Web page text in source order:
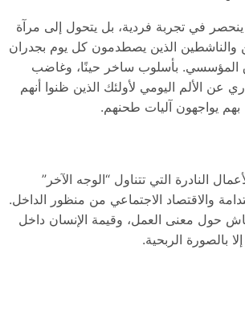
ينحصر في تجربة فردية، بل يتحول إلى مرآة
والناشطين الذين يصطدمون كل يوم بجدران
المؤسسي. بأسلوب ساخر حينًا، وغاضب
عن الألم اليومي لأولئك الذين ظنوا أنهم
بهم يواجهون آليات طحنهم.
النادرة التي تتناول “الوجه الآخر”
والاقتصاد الاجتماعي من منظور الداخل.
حول معنى العمل، وقيمة الإنسان داخل
بالصورة الربحية.